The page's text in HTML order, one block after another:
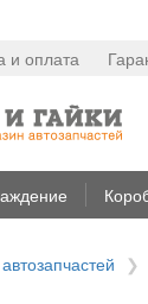
и оплата